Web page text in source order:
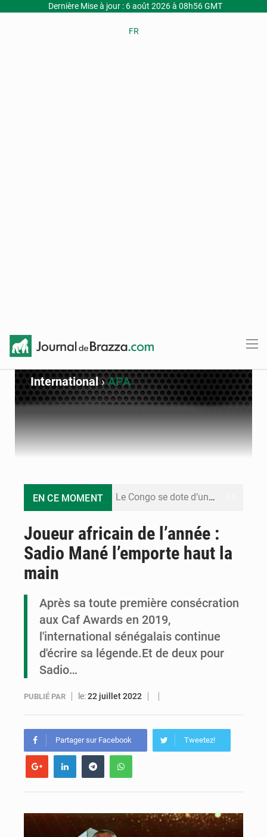
Dernière Mise à jour : 6 août 2026 à 08h56 GMT
FR
International›APA
EN CE MOMENT Le Congo se dote d’un programme national pour valoriser les produits forestiers non ligneux
Cémac : la Commission présente à Denis Sassou N’Guesso sa feuille de route
Compétitions africaines : la CAF ferme la porte à l’AC Léopards et à l’AS Otohô
Joueur africain de l’année :
Sadio Mané l’emporte haut la
main
Après sa toute première consécration
aux Caf Awards en 2019,
l'international sénégalais continue
d'écrire sa légende.Et de deux pour
Sadio…
PUBLIÉ PAR le:22 juillet 2022
Partager sur Facebook Tweetez!